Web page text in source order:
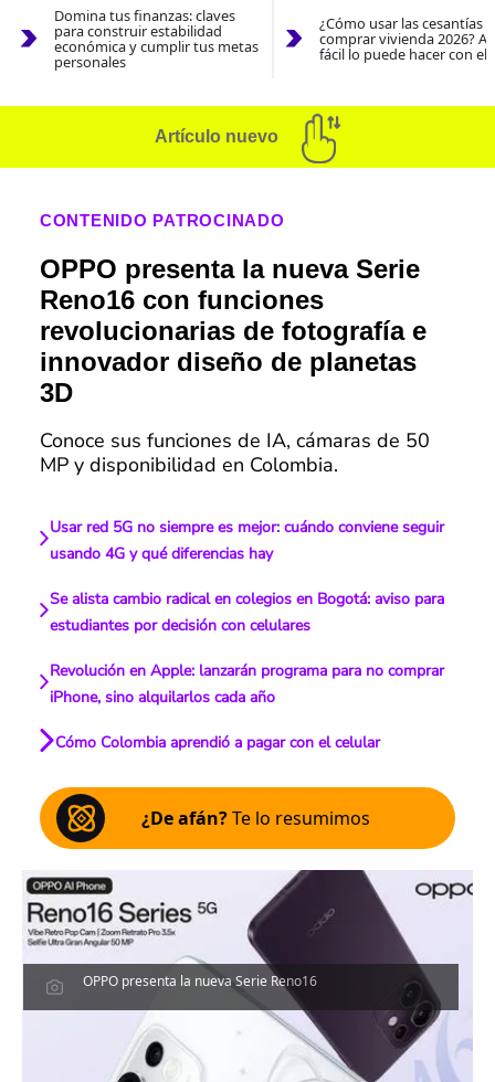
Domina tus finanzas: claves
para construir estabilidad
económica y cumplir tus metas
personales
¿Cómo usar las cesantías
comprar vivienda 2026?
fácil lo puede hacer con el
Artículo nuevo
CONTENIDO PATROCINADO
OPPO presenta la nueva Serie
Reno16 con funciones
revolucionarias de fotografía e
innovador diseño de planetas
3D
Conoce sus funciones de IA, cámaras de 50
MP y disponibilidad en Colombia.
Usar red 5G no siempre es mejor: cuándo conviene seguir
usando 4G y qué diferencias hay
Se alista cambio radical en colegios en Bogotá: aviso para
estudiantes por decisión con celulares
Revolución en Apple: lanzarán programa para no comprar
iPhone, sino alquilarlos cada año
Cómo Colombia aprendió a pagar con el celular
¿De afán?Te lo resumimos
OPPO presenta la nueva Serie Reno16